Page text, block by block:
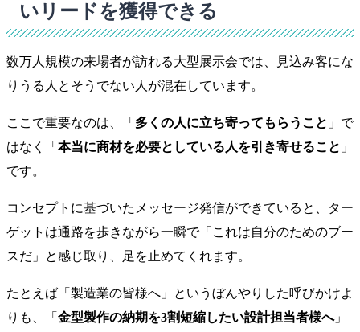
いリードを獲得できる
数万人規模の来場者が訪れる大型展示会では、見込み客にな
りうる人とそうでない人が混在しています。
ここで重要なのは、「 多くの人に立ち寄ってもらうこと 」で
はなく「 本当に商材を必要としている人を引き寄せること 」
です。
コンセプトに基づいたメッセージ発信ができていると、ター
ゲットは通路を歩きながら一瞬で「これは自分のためのブー
スだ」と感じ取り、足を止めてくれます。
たとえば「製造業の皆様へ」というぼんやりした呼びかけよ
りも、「 金型製作の納期を3割短縮したい設計担当者様へ」